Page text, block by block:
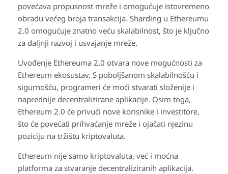
povećava propusnost mreže i omogućuje istovremeno
obradu većeg broja transakcija. Sharding u Ethereumu
2.0 omogućuje znatno veću skalabilnost, što je ključno
za daljnji razvoj i usvajanje mreže.
Uvođenje Ethereuma 2.0 otvara nove mogućnosti za
Ethereum ekosustav. S poboljšanom skalabilnošću i
sigurnošću, programeri će moći stvarati složenije i
naprednije decentralizirane aplikacije. Osim toga,
Ethereum 2.0 će privući nove korisnike i investitore,
što će povećati prihvaćanje mreže i ojačati njezinu
poziciju na tržištu kriptovaluta.
Ethereum nije samo kriptovaluta, već i moćna
platforma za stvaranje decentraliziranih aplikacija.